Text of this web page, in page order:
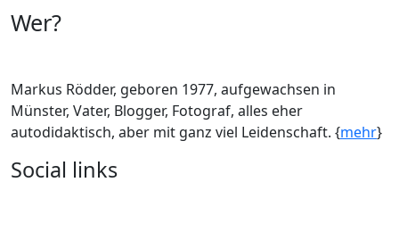
Wer?
Markus Rödder, geboren 1977, aufgewachsen in
Münster, Vater, Blogger, Fotograf, alles eher
autodidaktisch, aber mit ganz viel Leidenschaft. {mehr}
Social links